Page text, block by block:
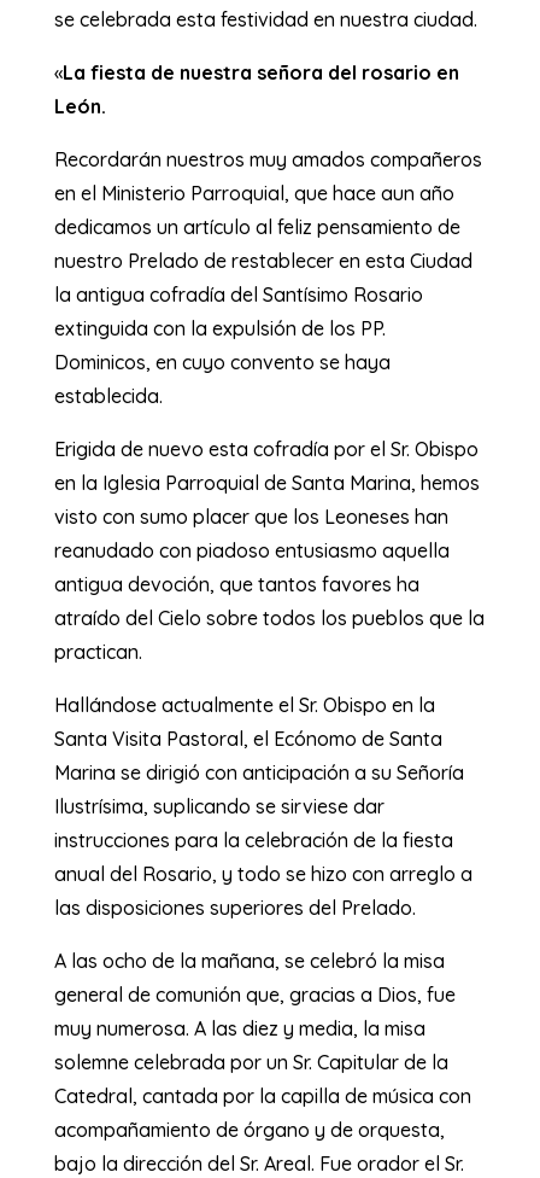
se celebrada esta festividad en nuestra ciudad.
«La fiesta de nuestra señora del rosario en
León.
Recordarán nuestros muy amados compañeros
en el Ministerio Parroquial, que hace aun año
dedicamos un artículo al feliz pensamiento de
nuestro Prelado de restablecer en esta Ciudad
la antigua cofradía del Santísimo Rosario
extinguida con la expulsión de los PP.
Dominicos, en cuyo convento se haya
establecida.
Erigida de nuevo esta cofradía por el Sr. Obispo
en la Iglesia Parroquial de Santa Marina, hemos
visto con sumo placer que los Leoneses han
reanudado con piadoso entusiasmo aquella
antigua devoción, que tantos favores ha
atraído del Cielo sobre todos los pueblos que la
practican.
Hallándose actualmente el Sr. Obispo en la
Santa Visita Pastoral, el Ecónomo de Santa
Marina se dirigió con anticipación a su Señoría
Ilustrísima, suplicando se sirviese dar
instrucciones para la celebración de la fiesta
anual del Rosario, y todo se hizo con arreglo a
las disposiciones superiores del Prelado.
A las ocho de la mañana, se celebró la misa
general de comunión que, gracias a Dios, fue
muy numerosa. A las diez y media, la misa
solemne celebrada por un Sr. Capitular de la
Catedral, cantada por la capilla de música con
acompañamiento de órgano y de orquesta,
bajo la dirección del Sr. Areal. Fue orador el Sr.